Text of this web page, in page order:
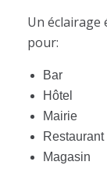
Un éclairage
pour:
Bar
Hôtel
Mairie
Restaurant
Magasin